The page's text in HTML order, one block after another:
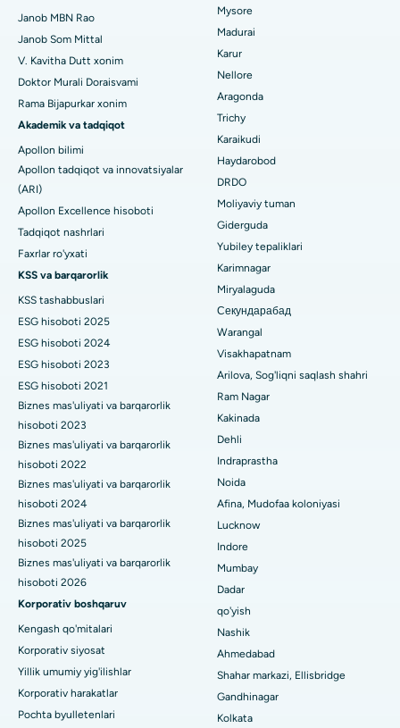
Psixologni toping
Umumiy jarrohni toping
Aragonda, Andhra Pradeshdagi eng yaxshi shifoxona
Bannerghatta yo'lidagi eng yaxshi kasalxona, Bangalor
Bhubaneswardagi 15-bo'limdagi eng yaxshi kasalxona
Bilaspurdagi Seepat yo'lidagi eng yaxshi kasalxona
Ahmedabaddagi Ellisbridge shahridagi eng yaxshi shifoxona
Nyu-Dehlidagi eng yaxshi shifoxona
DRDO, Haydaroboddagi eng yaxshi shifoxona
GS Road, Guwahati shahridagi eng yaxshi kasalxona
Hyderguda, Haydaroboddagi eng yaxshi shifoxona
Vijay Nagar, Indoredagi eng yaxshi shifoxona
Suryaraopeta Main Road, Kakinadadagi eng yaxshi kasalxona
Kalkutta shahridagi Kanal aylanma yo'lidagi eng yaxshi shifoxona
CBD Belapur, Navi Mumbaydagi eng yaxshi shifoxona
Panchavati, Nashikdagi eng yaxshi shifoxona
Sekunderabad, Haydaroboddagi eng yaxshi shifoxona
Seshadripuramdagi eng yaxshi kasalxona, Bangalor
Waltair Main Road, Visakhapatnamdagi eng yaxshi shifoxona
Subhash Nagar yo'lidagi eng yaxshi kasalxona, Karimnagar
Managari, Karaikudi shahridagi eng yaxshi shifoxona
Arepally, Warangaldagi eng yaxshi shifoxona
Arera koloniyasidagi eng yaxshi kasalxona, Bhopal
Bachadon arteriyasi embolizatsiyasi
Ko'krak bezi saratoni operatsiyasi
Brakiterapiya
kolonoskopiya
Polipektomiya
Mulohaza miya stimulyatsiyasi
Buyrak biopsiyasi
Paratiroidektomiya
Sitoreduktiv jarrohlik
Seramika bilan umumiy tizzani almashtirish
ERCP
Janob MBN Rao
Janob Som Mittal
V. Kavitha Dutt xonim
Doktor Murali Doraisvami
Rama Bijapurkar xonim
Akademik va tadqiqot
Apollon bilimi
Apollon tadqiqot va innovatsiyalar
(ARI)
Apollon Excellence hisoboti
Tadqiqot nashrlari
Faxrlar ro'yxati
KSS va barqarorlik
KSS tashabbuslari
ESG hisoboti 2025
ESG hisoboti 2024
ESG hisoboti 2023
ESG hisoboti 2021
Biznes mas'uliyati va barqarorlik
hisoboti 2023
Biznes mas'uliyati va barqarorlik
hisoboti 2022
Biznes mas'uliyati va barqarorlik
hisoboti 2024
Biznes mas'uliyati va barqarorlik
hisoboti 2025
Biznes mas'uliyati va barqarorlik
hisoboti 2026
Korporativ boshqaruv
Kengash qo'mitalari
Korporativ siyosat
Yillik umumiy yig'ilishlar
Korporativ harakatlar
Pochta byulletenlari
Mysore
Madurai
Karur
Nellore
Aragonda
Trichy
Karaikudi
Haydarobod
DRDO
Moliyaviy tuman
Giderguda
Yubiley tepaliklari
Karimnagar
Miryalaguda
Секундарабад
Warangal
Visakhapatnam
Arilova, Sog'liqni saqlash shahri
Ram Nagar
Kakinada
Dehli
Indraprastha
Noida
Afina, Mudofaa koloniyasi
Lucknow
Indore
Mumbay
Dadar
qo'yish
Nashik
Ahmedabad
Shahar markazi, Ellisbridge
Gandhinagar
Kolkata